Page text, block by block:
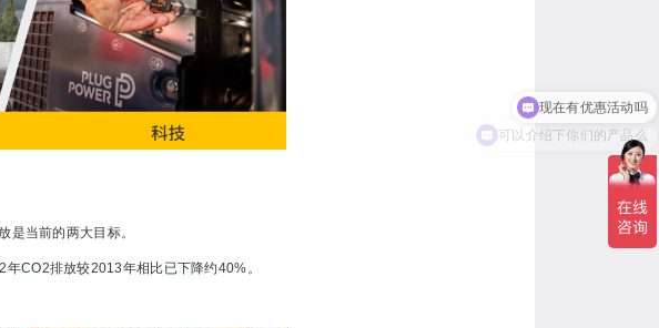
是当前的两大目标。
CO2排放较2013年相比已下降约40%。
可以介绍下你们的产品么